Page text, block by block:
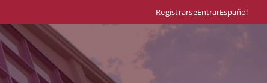
RegistrarseEntrarEspañol